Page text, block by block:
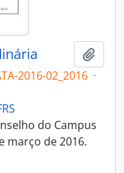
2016-02_2016 ·
do Campus
março de 2016.